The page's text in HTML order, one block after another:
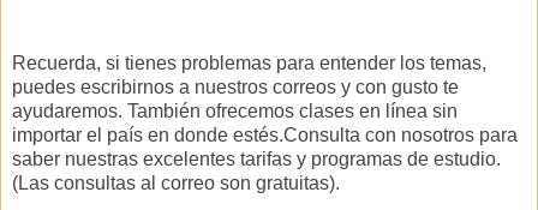
Recuerda, si tienes problemas para entender los temas,
puedes escribirnos a nuestros correos y con gusto te
ayudaremos. También ofrecemos clases en línea sin
importar el país en donde estés.Consulta con nosotros para
saber nuestras excelentes tarifas y programas de estudio.
(Las consultas al correo son gratuitas).